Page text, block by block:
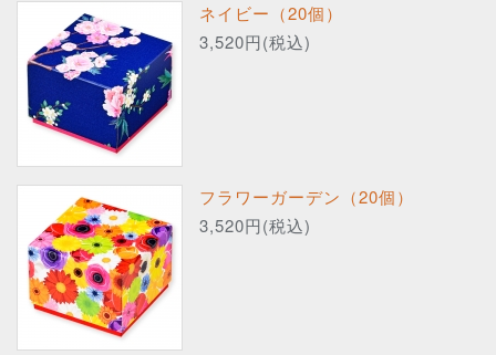
ネイビー（20個）
3,520円(税込)
フラワーガーデン（20個）
3,520円(税込)